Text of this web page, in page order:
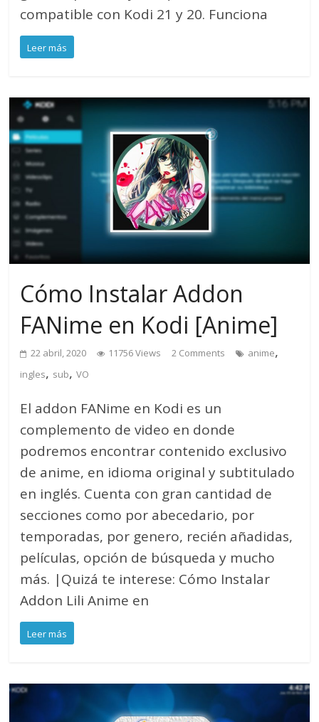
compatible con Kodi 21 y 20. Funciona
Leer más
Cómo Instalar Addon
FANime en Kodi [Anime]
22 abril, 2020 11756 Views 2 Comments anime,
ingles, sub,VO
El addon FANime en Kodi es un
complemento de video en donde
podremos encontrar contenido exclusivo
de anime, en idioma original y subtitulado
en inglés. Cuenta con gran cantidad de
secciones como por abecedario, por
temporadas, por genero, recién añadidas,
películas, opción de búsqueda y mucho
más. |Quizá te interese: Cómo Instalar
Addon Lili Anime en
Leer más